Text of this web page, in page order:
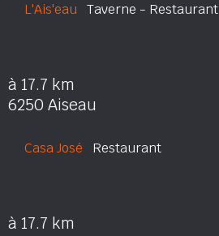
L'Ais'eau Taverne - Restaurant
à 17.7 km
6250 Aiseau
Casa José Restaurant
à 17.7 km